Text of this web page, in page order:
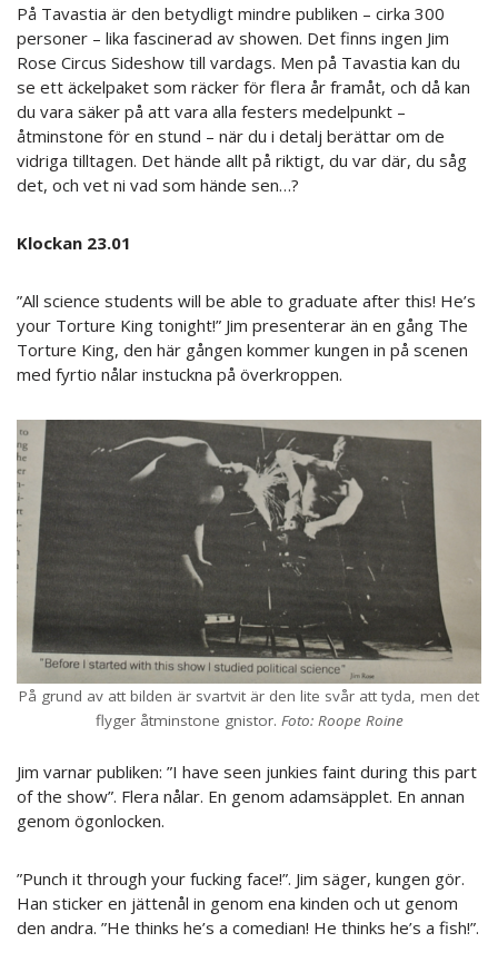
På Tavastia är den betydligt mindre publiken – cirka 300
personer – lika fascinerad av showen. Det finns ingen Jim
Rose Circus Sideshow till vardags. Men på Tavastia kan du
se ett äckelpaket som räcker för flera år framåt, och då kan
du vara säker på att vara alla festers medelpunkt –
åtminstone för en stund – när du i detalj berättar om de
vidriga tilltagen. Det hände allt på riktigt, du var där, du såg
det, och vet ni vad som hände sen…?
Klockan 23.01
”All science students will be able to graduate after this! He’s
your Torture King tonight!” Jim presenterar än en gång The
Torture King, den här gången kommer kungen in på scenen
med fyrtio nålar instuckna på överkroppen.
På grund av att bilden är svartvit är den lite svår att tyda, men det
flyger åtminstone gnistor. Foto: Roope Roine
Jim varnar publiken: ”I have seen junkies faint during this part
of the show”. Flera nålar. En genom adamsäpplet. En annan
genom ögonlocken.
”Punch it through your fucking face!”. Jim säger, kungen gör.
Han sticker en jättenål in genom ena kinden och ut genom
den andra. ”He thinks he’s a comedian! He thinks he’s a fish!”.